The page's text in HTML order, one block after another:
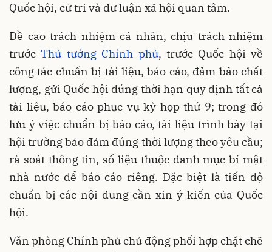
Quốc hội, cử tri và dư luận xã hội quan tâm.
Đề cao trách nhiệm cá nhân, chịu trách nhiệm
trướcThủ tướng Chính phủ, trước Quốc hội về
công tác chuẩn bị tài liệu, báo cáo, đảm bảo chất
lượng, gửi Quốc hội đúng thời hạn quy định tất cả
tài liệu, báo cáo phục vụ kỳ họp thứ 9; trong đó
lưu ý việc chuẩn bị báo cáo, tài liệu trình bày tại
hội trường bảo đảm đúng thời lượng theo yêu cầu;
rà soát thông tin, số liệu thuộc danh mục bí mật
nhà nước để báo cáo riêng. Đặc biệt là tiến độ
chuẩn bị các nội dung cần xin ý kiến của Quốc
hội.
Văn phòng Chính phủ chủ động phối hợp chặt chẽ